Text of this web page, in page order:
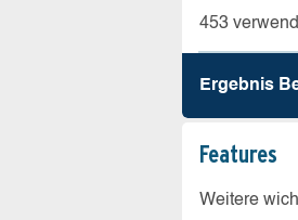
453
Ergebnis
Features
Weitere